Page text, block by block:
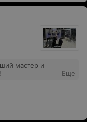
мастер и
Еще